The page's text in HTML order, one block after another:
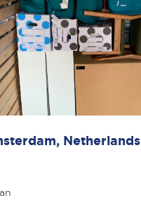
Netherlands